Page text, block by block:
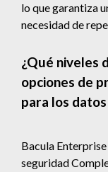
lo que garantiza
necesidad de
¿Qué niveles
opciones de
para los
Bacula
seguridad